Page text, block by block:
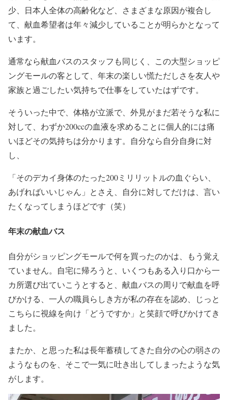
少、日本人全体の高齢化など、さまざまな原因が複合し
て、献血希望者は年々減少していることが明らかとなって
います。
通常なら献血バスのスタッフも同じく、この大型ショッピ
ングモールの客として、年末の楽しい慌ただしさを友人や
家族と過ごしたい気持ちで仕事をしていたはずです。
そういった中で、体格が立派で、外見がまだ若そうな私に
対して、わずか200ccの血液を求めることに個人的には痛
いほどその気持ちは分かります。自分なら自分自身に対
し、
「そのデカイ身体のたった200ミリリットルの血ぐらい、
あげればいいじゃん」とさえ、自分に対してだけは、言い
たくなってしまうほどです（笑）
年末の献血バス
自分がショッピングモールで何を買ったのかは、もう覚え
ていません。自宅に帰ろうと、いくつもある入り口から一
カ所選び出ていこうとすると、献血バスの周りで献血を呼
びかける、一人の職員らしき方が私の存在を認め、じっと
こちらに視線を向け「どうですか」と笑顔で呼びかけてき
ました。
またか、と思った私は長年蓄積してきた自分の心の弱さの
ようなものを、そこで一気に吐き出してしまったような気
がします。